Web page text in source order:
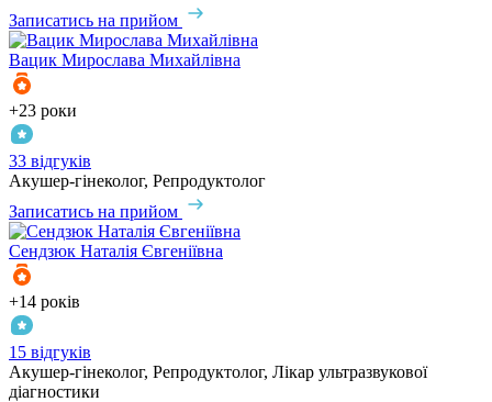
Записатись на прийом
Вацик Мирослава Михайлівна
+23 роки
33 відгуків
Акушер-гінеколог, Репродуктолог
Записатись на прийом
Сендзюк Наталія Євгеніївна
+14 років
15 відгуків
Акушер-гінеколог, Репродуктолог, Лікар ультразвукової
діагностики